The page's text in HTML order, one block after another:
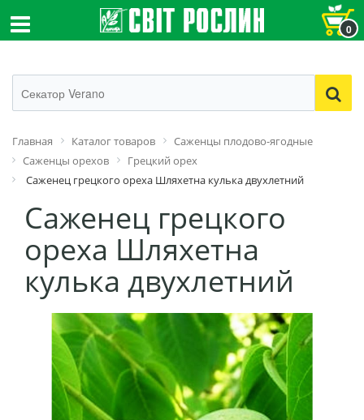
0
Главная Каталог товаров
Саженцы плодово-ягодные
Саженцы орехов
Грецкий орех
Саженец грецкого ореха Шляхетна кулька двухлетний
Саженец грецкого
ореха Шляхетна
кулька двухлетний